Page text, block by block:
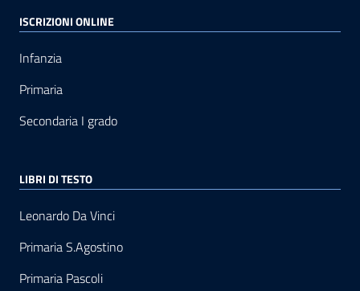
ISCRIZIONI ONLINE
Infanzia
Primaria
Secondaria I grado
LIBRI DI TESTO
Leonardo Da Vinci
Primaria S.Agostino
Primaria Pascoli